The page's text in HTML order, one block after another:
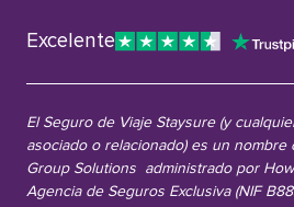
Excelente
El Seguro de Viaje Staysure (y
asociado o relacionado) es un nombre
Group Solutions administrado por
Agencia de Seguros Exclusiva (NIF